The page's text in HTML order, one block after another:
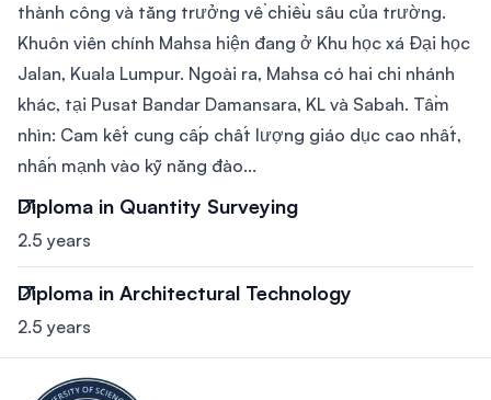
thành công và tăng trưởng về chiều sâu của trường.
Khuôn viên chính Mahsa hiện đang ở Khu học xá Đại học
Jalan, Kuala Lumpur. Ngoài ra, Mahsa có hai chi nhánh
khác, tại Pusat Bandar Damansara, KL và Sabah. Tầm
nhìn: Cam kết cung cấp chất lượng giáo dục cao nhất,
nhấn mạnh vào kỹ năng đào...
Diploma in Quantity Surveying
2.5 years
Diploma in Architectural Technology
2.5 years